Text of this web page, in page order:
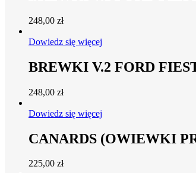
248,00 zł
Dowiedz się więcej
BREWKI V.2 FORD
248,00 zł
Dowiedz się więcej
CANARDS (OWIEWKI
225,00 zł